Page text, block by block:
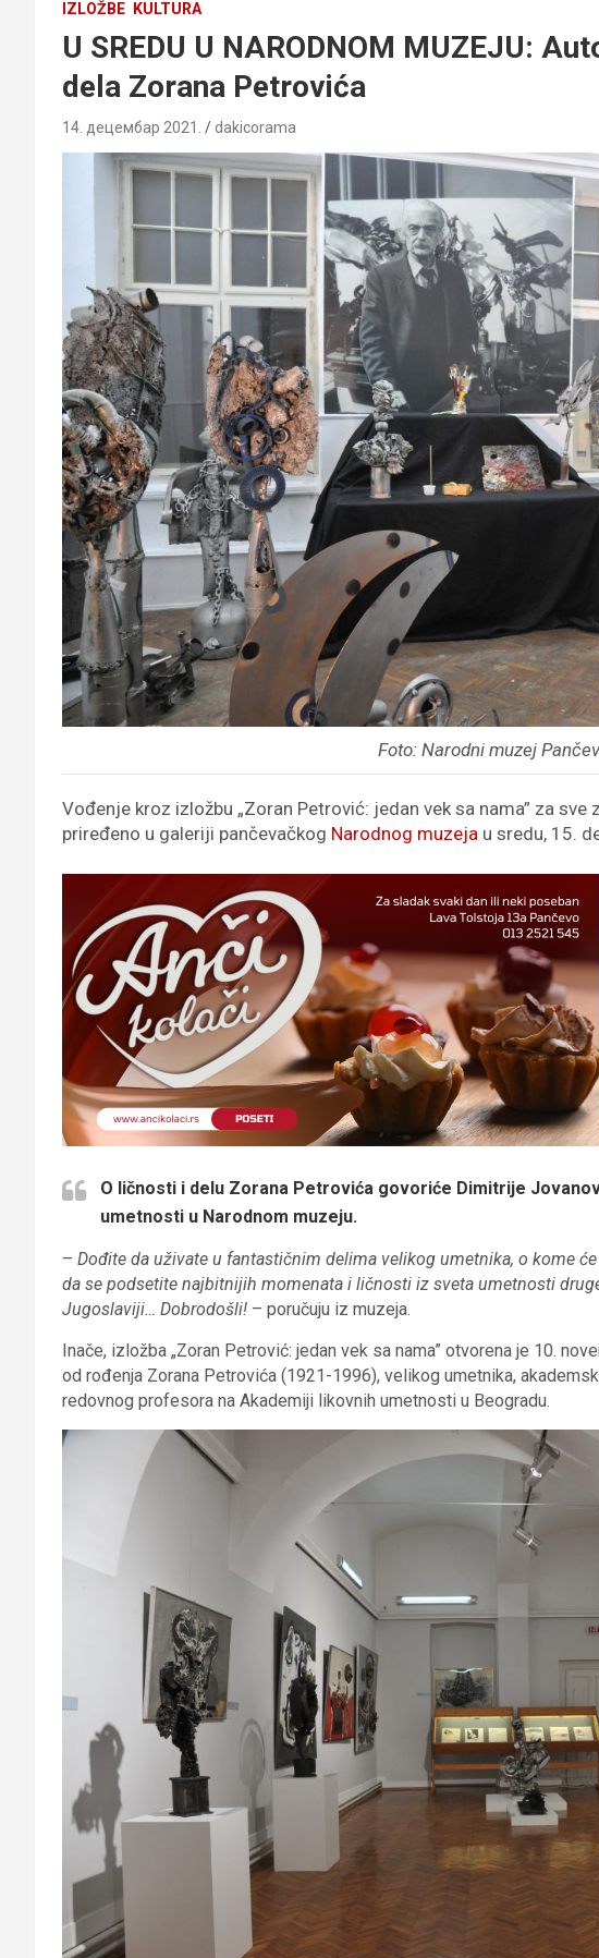
IZLOŽBE KULTURA
U SREDU U NARODNOM MUZEJU:
dela Zorana Petrovića
14. децембар 2021. dakicorama
Foto: Narodni muzej
Vođenje kroz izložbu „Zoran Petrović: jedan vek sa nama” za
priređeno u galeriji pančevačkog Narodnog muzeja u sredu, 15.
O ličnosti i delu Zorana Petrovića govoriće Dimitrije
umetnosti u Narodnom muzeju.
– Dođite da uživate u fantastičnim delima velikog umetnika, o kome
da se podsetite najbitnijih momenata i ličnosti iz sveta umetnosti
Jugoslaviji… Dobrodošli! – poručuju iz muzeja.
Inače, izložba „Zoran Petrović: jedan vek sa nama” otvorena je 10.
od rođenja Zorana Petrovića (1921-1996), velikog umetnika,
redovnog profesora na Akademiji likovnih umetnosti u Beogradu.